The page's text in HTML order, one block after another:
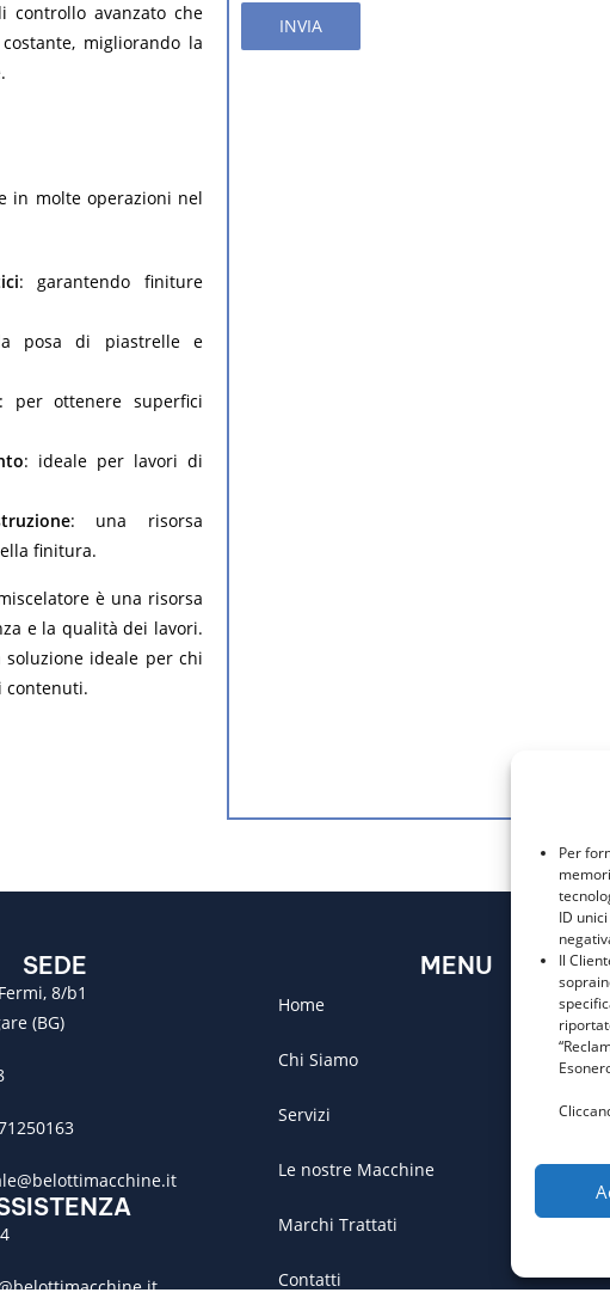
Per
ID
Il
controllo avanzato che
migliorando la
in molte operazioni nel
: garantendo finiture
posa di piastrelle e
: per ottenere superfici
: ideale per lavori di
: una risorsa
finitura.
è una risorsa
e la qualità dei lavori.
soluzione ideale per chi
contenuti.
INVIA
SEDE
8/b1
(BG)
MENU
Home
Chi Siamo
Servizi
Le nostre Macchine
Marchi Trattati
Contatti